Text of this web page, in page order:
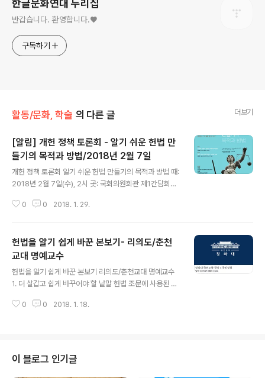
한글문화연대 누리집
반갑습니다. 환영합니다.♥
구독하기
활동/문화, 학술 의 다른 글 더보기
[알림] 개헌 정책 토론회 - 알기 쉬운 헌법 만
들기의 목적과 방법/2018년 2월 7일
개헌 정책 토론회 알기 쉬운 헌법 만들기의 목적과 방법 때:
2018년 2월 7일(수), 2시 곳: 국회의원회관 제1간담회실
대 명예교수, 국어학 발표2 알기 쉬운 헌법 만들기: 의미와
배/엘케이비앤파트너스 대표변호사, 전 서울동부지방법원
부장판사 선보라/서울 장평중학교 교사, 일반사회 이주영/
어린이문화연대 대표, 전 마포초등학교 교장
0 0 2018. 1. 29.
헌법을 알기 쉽게 바꾼 본보기- 리의도/춘천
교대 명예교수
헌법을 알기 쉽게 바꾼 본보기 리의도/춘천교대 명예교수
1. 더 살갑고 쉽게 바꾸어야 할 낱말 헌법 조문에 사용된 낱
인인 국민이 알아차리기 어려운 낱말이 있다. 몇몇 용례를
·구속의 부당한 장기화 또는 기망 기타의 방법에 의하여 자
의로 진술된 것이 아니라고 인정될 때 (제12조 7) → 장기
0 0 2018. 1. 18.
이 블로그 인기글